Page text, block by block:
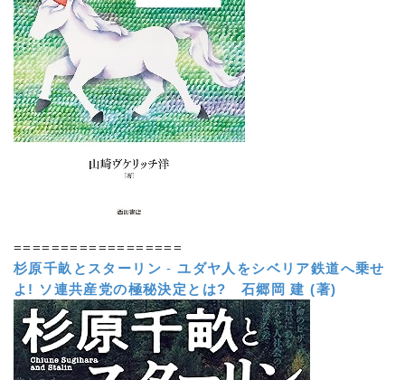
==================
杉原千畝とスターリン -ユダヤ人をシベリア鉄道へ乗せ
よ! ソ連共産党の極秘決定とは?
石郷岡 建 (著)